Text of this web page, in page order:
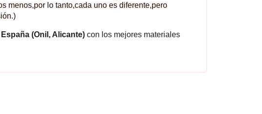
menos,por lo tanto,cada uno es diferente,pero
(Onil, Alicante) con los mejores materiales